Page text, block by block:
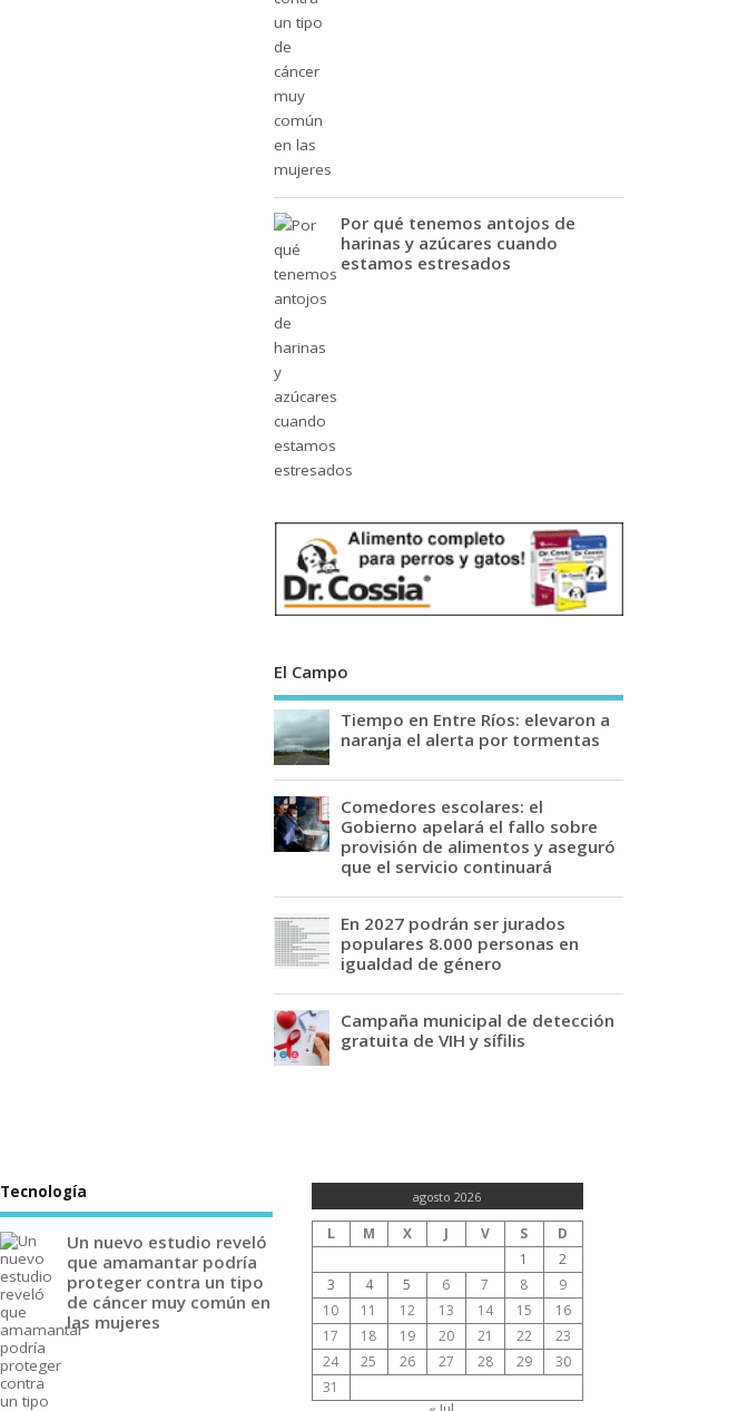
Por qué tenemos antojos de
harinas y azúcares cuando
estamos estresados
El Campo
Tiempo en Entre Ríos: elevaron a
naranja el alerta por tormentas
Comedores escolares: el
Gobierno apelará el fallo sobre
provisión de alimentos y aseguró
que el servicio continuará
En 2027 podrán ser jurados
populares 8.000 personas en
igualdad de género
Campaña municipal de detección
gratuita de VIH y sífilis
Tecnología
Un nuevo estudio reveló
que amamantar podría
proteger contra un tipo
de cáncer muy común en
las mujeres
agosto 2026
L M X J V S
D
1
2
3
4 5 6 7 8
9
10
11 12 13 14 15
16
17
18 19 20 21 22
23
24
25 26 27 28 29
30
31